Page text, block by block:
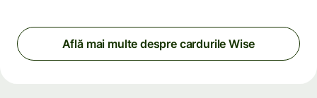
Află mai multe despre cardurile Wise